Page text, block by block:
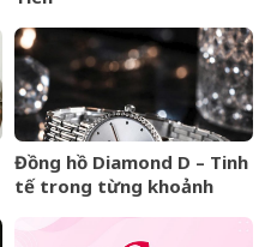
Đồng hồ Diamond D – Tinh
tế trong từng khoảnh